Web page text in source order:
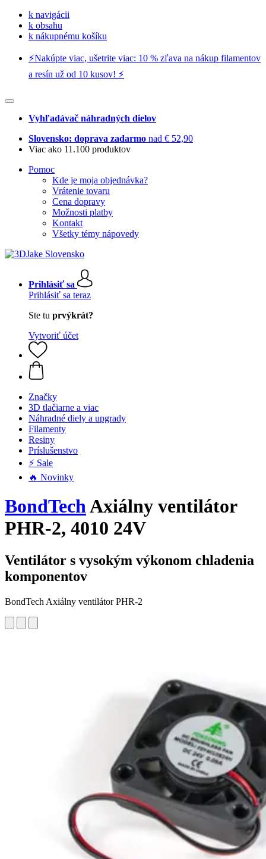
k navigácii
k obsahu
k nákupnému košíku
⚡️Nakúpte viac, ušetrite viac: 10 % zľava na nákup filamentov
a resín už od 10 kusov! ⚡️
Vyhľadávač náhradných dielov
Slovensko: doprava zadarmo nad € 52,90
Viac ako 11.100 produktov
Pomoc
Kde je moja objednávka?
Vrátenie tovaru
Cena dopravy
Možnosti platby
Kontakt
Všetky témy nápovedy
Prihlásiť sa
Prihlásiť sa teraz
Ste tu prvýkrát?
Vytvoriť účet
Značky
3D tlačiarne a viac
Náhradné diely a upgrady
Filamenty
Resiny
Príslušenstvo
⚡ Sale
🔥 Novinky
BondTechAxiálny ventilátor
PHR-2, 4010 24V
Ventilátor s vysokým výkonom chladenia
komponentov
BondTech Axiálny ventilátor PHR-2